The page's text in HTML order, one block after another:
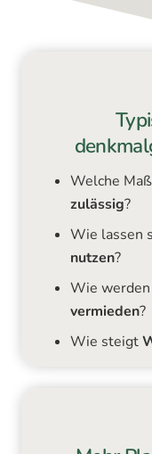
Welche
zulässig?
Wie lassen
nutzen?
Wie werden
vermieden?
Wie steigt